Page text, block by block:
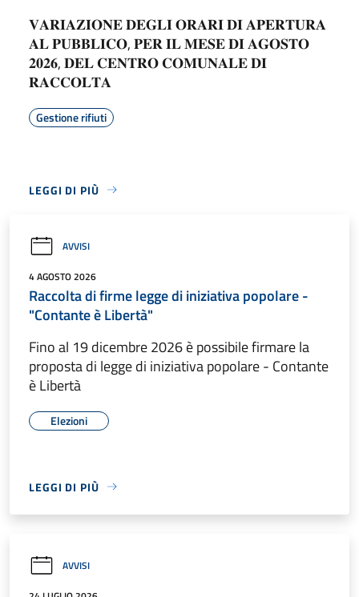
𝐕𝐀𝐑𝐈𝐀𝐙𝐈𝐎𝐍𝐄 𝐃𝐄𝐆𝐋𝐈 𝐎𝐑𝐀𝐑𝐈 𝐃𝐈 𝐀𝐏𝐄𝐑𝐓𝐔𝐑𝐀
𝐀𝐋 𝐏𝐔𝐁𝐁𝐋𝐈𝐂𝐎, 𝐏𝐄𝐑 𝐈𝐋 𝐌𝐄𝐒𝐄 𝐃𝐈 𝐀𝐆𝐎𝐒𝐓𝐎
𝟐𝟎𝟐𝟔, 𝐃𝐄𝐋 𝐂𝐄𝐍𝐓𝐑𝐎 𝐂𝐎𝐌𝐔𝐍𝐀𝐋𝐄 𝐃𝐈
𝐑𝐀𝐂𝐂𝐎𝐋𝐓𝐀
Gestione rifiuti
LEGGI DI PIÙ
AVVISI
4 AGOSTO 2026
Raccolta di firme legge di iniziativa popolare -
"Contante è Libertà"
Fino al 19 dicembre 2026 è possibile firmare la
proposta di legge di iniziativa popolare - Contante
è Libertà
Elezioni
LEGGI DI PIÙ
AVVISI